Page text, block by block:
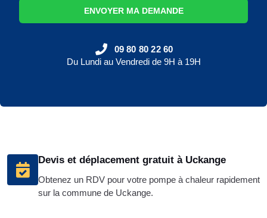
Devis et déplacement gratuit à Uckange
Obtenez un RDV pour votre pompe à chaleur rapidement
sur la commune de Uckange.
ENVOYER MA DEMANDE
09 80 80 22 60
Du Lundi au Vendredi de 9H à 19H